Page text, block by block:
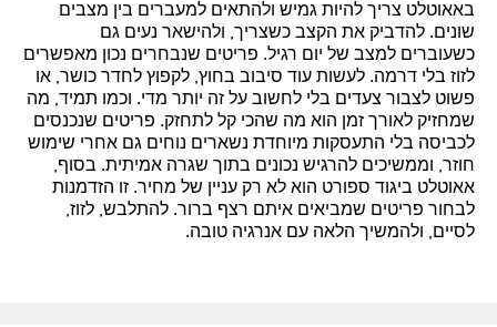
באאוטלט צריך להיות גמיש ולהתאים למעברים בין מצבים
שונים. להדביק את הקצב כשצריך, ולהישאר נעים גם
כשעוברים למצב של יום רגיל. פריטים שנבחרים נכון מאפשרים
לזוז בלי דרמה. לעשות עוד סיבוב בחוץ, לקפוץ לחדר כושר, או
פשוט לצבור צעדים בלי לחשוב על זה יותר מדי. וכמו תמיד, מה
שמחזיק לאורך זמן הוא מה שהכי קל לתחזק. פריטים שנכנסים
לכביסה בלי התעסקות מיוחדת נשארים נוחים גם אחרי שימוש
חוזר, וממשיכים להרגיש נכונים בתוך שגרה אמיתית. בסוף,
אאוטלט ביגוד ספורט הוא לא רק עניין של מחיר. זו הזדמנות
לבחור פריטים שמביאים איתם רצף ברור. להתלבש, לזוז,
לסיים, ולהמשיך הלאה עם אנרגיה טובה.